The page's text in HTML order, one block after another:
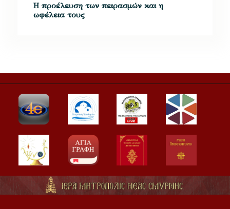
Η προέλευση των πειρασμών και η
ωφέλεια τους